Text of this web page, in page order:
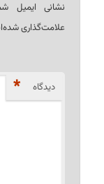
نشانی ایمیل
علامت‌گذاری
دیدگاه *